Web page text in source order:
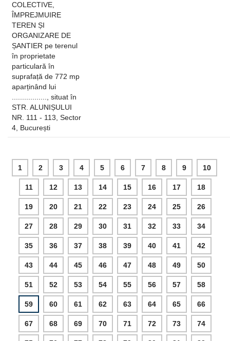
COLECTIVE,
ÎMPREJMUIRE
TEREN ȘI
ORGANIZARE DE
ȘANTIER pe terenul
în proprietate
particulară în
suprafață de 772 mp
aparținând lui
................., situat în
STR. ALUNIȘULUI
NR. 111 - 113, Sector
4, București
1 2 3 4 5 6 7 8 9 10
11 12 13 14 15 16 17 18
19 20 21 22 23 24 25 26
27 28 29 30 31 32 33 34
35 36 37 38 39 40 41 42
43 44 45 46 47 48 49 50
51 52 53 54 55 56 57 58
59 60 61 62 63 64 65 66
67 68 69 70 71 72 73 74